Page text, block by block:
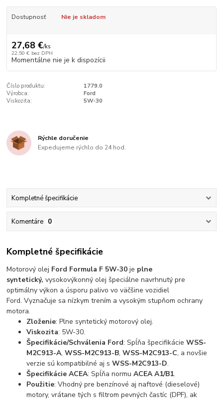
Dostupnosť Nie je skladom
27,68 €/ks
22,50 € bez DPH
Momentálne nie je k dispozícii
Číslo produktu:
1779.0
Výrobca:
Ford
Viskozita:
5W-30
Rýchle doručenie
Expedujeme rýchlo do 24 hod.
Kompletné špecifikácie
Komentáre 0
Kompletné špecifikácie
Motorový olej Ford Formula F 5W-30 je plne
syntetický,vysokovýkonný olej špeciálne navrhnutý pre
optimálny výkon a úsporu palivo vo väčšine vozidiel
Ford. Vyznačuje sa nízkym trením a vysokým stupňom ochrany
motora.
Zloženie: Plne syntetický motorový olej.
Viskozita: 5W-30.
Špecifikácie/Schválenia Ford: Spĺňa špecifikácieWSS-
M2C913-A,WSS-M2C913-B,WSS-M2C913-C, a novšie
verzie sú kompatibilné aj sWSS-M2C913-D.
Špecifikácie ACEA: Spĺňa normuACEA A1/B1.
Použitie: Vhodný pre benzínové aj naftové (dieselové)
motory, vrátane tých s filtrom pevných častíc (DPF), ak